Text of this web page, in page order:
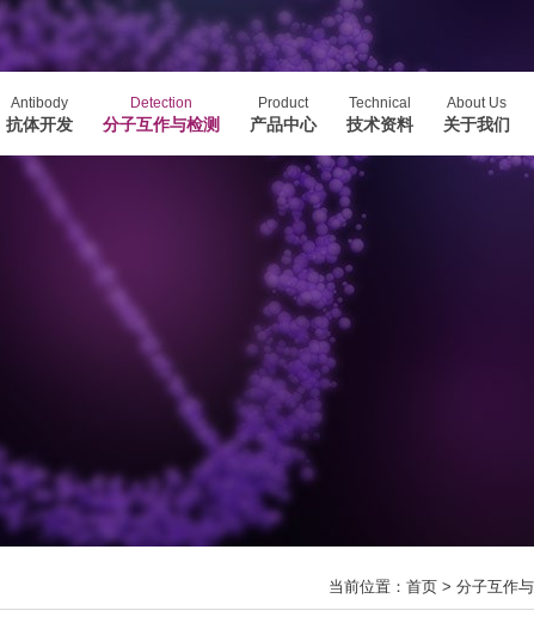
Antibody
抗体开发
Detection
分子互作与检测
Product
产品中心
Technical
技术资料
About Us
关于我们
当前位置： 首页 > 分子互作